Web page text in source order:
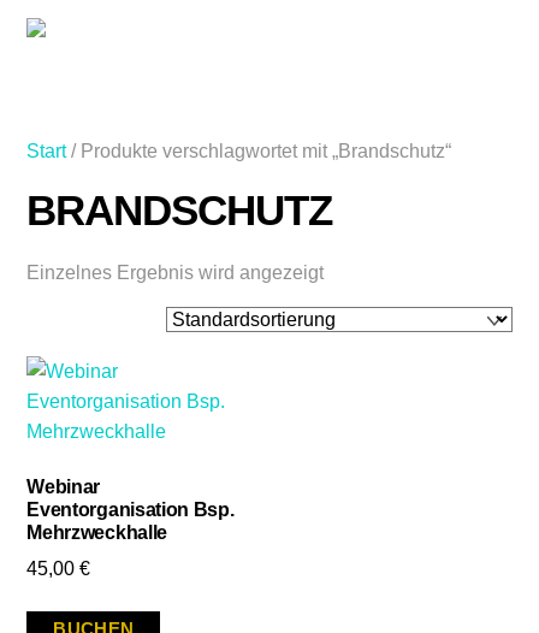
Skip
Start/ Produkte verschlagwortet mit „Brandschutz“
BRANDSCHUTZ
Einzelnes Ergebnis wird angezeigt
Webinar
Eventorganisation Bsp.
Mehrzweckhalle
45,00€
BUCHEN